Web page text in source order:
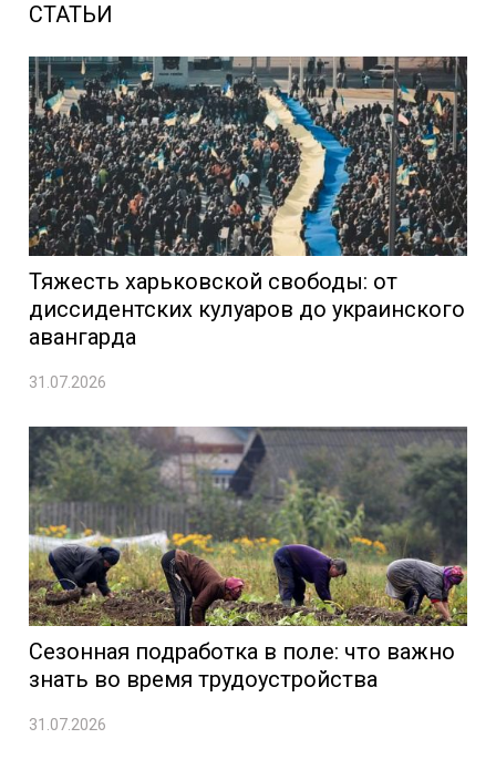
СТАТЬИ
Тяжесть харьковской свободы: от
диссидентских кулуаров до украинского
авангарда
31.07.2026
Сезонная подработка в поле: что важно
знать во время трудоустройства
31.07.2026